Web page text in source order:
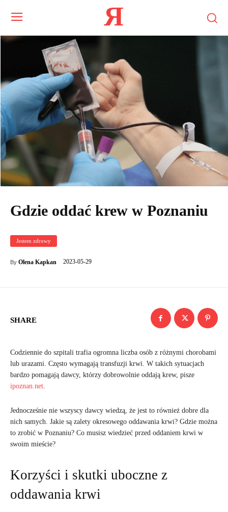
Я
Gdzie oddać krew w Poznaniu
Jestem zdrowy
By Olena Kapkan 2023-05-29
SHARE
Codziennie do szpitali trafia ogromna liczba osób z różnymi chorobami
lub urazami. Często wymagają transfuzji krwi. W takich sytuacjach
bardzo pomagają dawcy, którzy dobrowolnie oddają krew, pisze
ipoznan.net.
Jednocześnie nie wszyscy dawcy wiedzą, że jest to również dobre dla
nich samych. Jakie są zalety okresowego oddawania krwi? Gdzie można
to zrobić w Poznaniu? Co musisz wiedzieć przed oddaniem krwi w
swoim mieście?
Korzyści i skutki uboczne z
oddawania krwi